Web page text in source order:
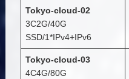
Tokyo-cloud-02
3C2G/40G
SSD/1*IPv4+IPv6
Tokyo-cloud-03
4C4G/80G